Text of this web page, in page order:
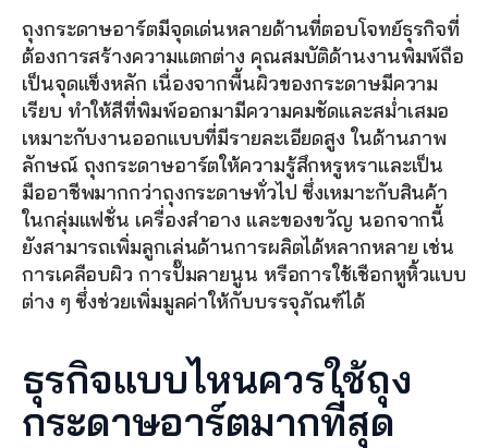
ถุงกระดาษอาร์ตมีจุดเด่นหลายด้านที่ตอบโจทย์ธุรกิจที่
ต้องการสร้างความแตกต่าง คุณสมบัติด้านงานพิมพ์ถือ
เป็นจุดแข็งหลัก เนื่องจากพื้นผิวของกระดาษมีความ
เรียบ ทำให้สีที่พิมพ์ออกมามีความคมชัดและสม่ำเสมอ
เหมาะกับงานออกแบบที่มีรายละเอียดสูง ในด้านภาพ
ลักษณ์ ถุงกระดาษอาร์ตให้ความรู้สึกหรูหราและเป็น
มืออาชีพมากกว่าถุงกระดาษทั่วไป ซึ่งเหมาะกับสินค้า
ในกลุ่มแฟชั่น เครื่องสำอาง และของขวัญ นอกจากนี้
ยังสามารถเพิ่มลูกเล่นด้านการผลิตได้หลากหลาย เช่น
การเคลือบผิว การปั๊มลายนูน หรือการใช้เชือกหูหิ้วแบบ
ต่าง ๆ ซึ่งช่วยเพิ่มมูลค่าให้กับบรรจุภัณฑ์ได้
ธุรกิจแบบไหนควรใช้ถุง
กระดาษอาร์ตมากที่สุด